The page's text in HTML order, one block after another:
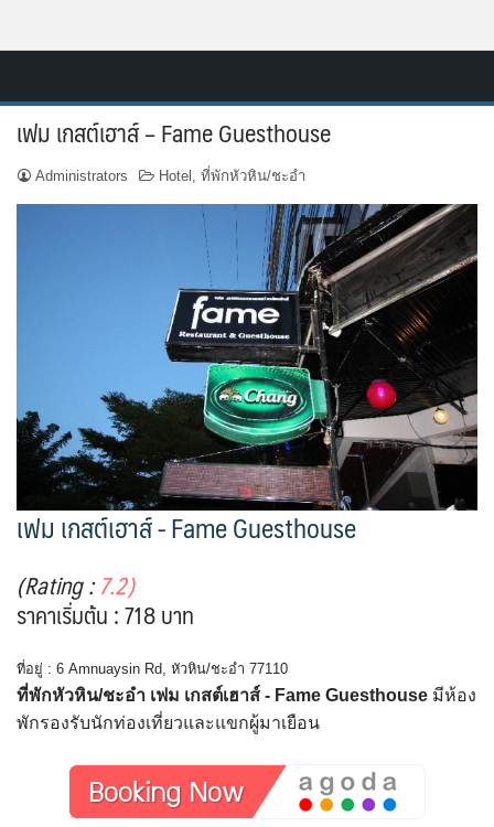
Home
ทำเว็บไซต์รีสอร์ท
เฟม เกสต์เฮาส์ – Fame Guesthouse
Administrators Hotel , ที่พักหัวหิน/ชะอำ
เฟม เกสต์เฮาส์ - Fame Guesthouse
(Rating :7.2)
ราคาเริ่มต้น : 718 บาท
ที่อยู่ : 6 Amnuaysin Rd, หัวหิน/ชะอำ 77110
ที่พักหัวหิน/ชะอำ เฟม เกสต์เฮาส์ - Fame Guesthouse มีห้อง
พักรองรับนักท่องเที่ยวและแขกผู้มาเยือน